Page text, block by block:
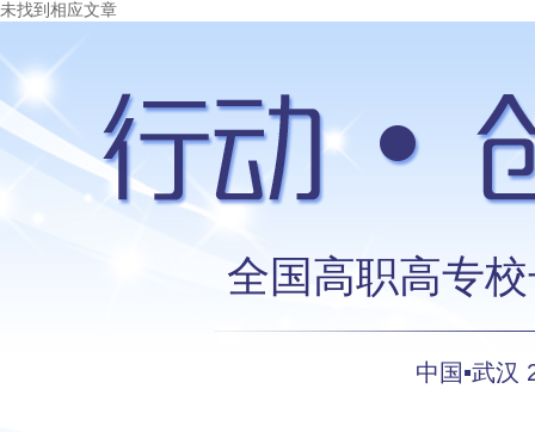
未找到相应文章
全国高职高专
中国▪武汉